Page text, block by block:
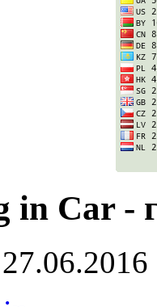
in Car -
27.06.2016